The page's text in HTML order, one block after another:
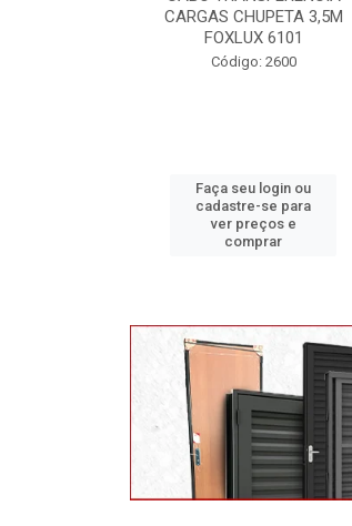
17X19X21X23 FOX 4513
Código: 2628
Faça seu login ou
cadastre-se para
ver preços e
comprar